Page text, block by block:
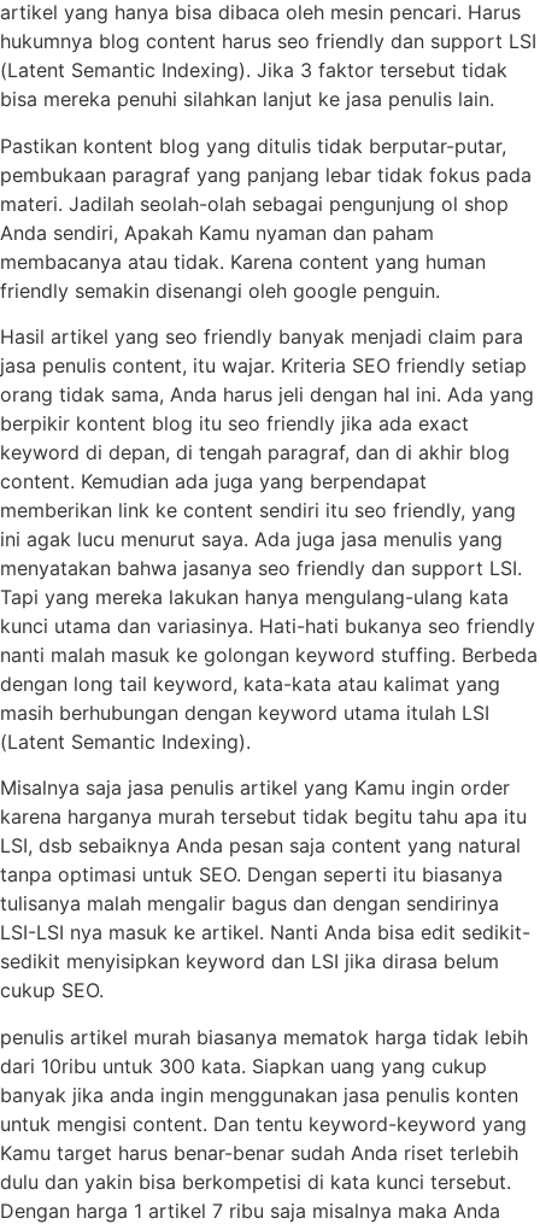
artikel yang hanya bisa dibaca oleh mesin pencari. Harus
hukumnya blog content harus seo friendly dan support LSI
(Latent Semantic Indexing). Jika 3 faktor tersebut tidak
bisa mereka penuhi silahkan lanjut ke jasa penulis lain.
Pastikan kontent blog yang ditulis tidak berputar-putar,
pembukaan paragraf yang panjang lebar tidak fokus pada
materi. Jadilah seolah-olah sebagai pengunjung ol shop
Anda sendiri, Apakah Kamu nyaman dan paham
membacanya atau tidak. Karena content yang human
friendly semakin disenangi oleh google penguin.
Hasil artikel yang seo friendly banyak menjadi claim para
jasa penulis content, itu wajar. Kriteria SEO friendly setiap
orang tidak sama, Anda harus jeli dengan hal ini. Ada yang
berpikir kontent blog itu seo friendly jika ada exact
keyword di depan, di tengah paragraf, dan di akhir blog
content. Kemudian ada juga yang berpendapat
memberikan link ke content sendiri itu seo friendly, yang
ini agak lucu menurut saya. Ada juga jasa menulis yang
menyatakan bahwa jasanya seo friendly dan support LSI.
Tapi yang mereka lakukan hanya mengulang-ulang kata
kunci utama dan variasinya. Hati-hati bukanya seo friendly
nanti malah masuk ke golongan keyword stuffing. Berbeda
dengan long tail keyword, kata-kata atau kalimat yang
masih berhubungan dengan keyword utama itulah LSI
(Latent Semantic Indexing).
Misalnya saja jasa penulis artikel yang Kamu ingin order
karena harganya murah tersebut tidak begitu tahu apa itu
LSI, dsb sebaiknya Anda pesan saja content yang natural
tanpa optimasi untuk SEO. Dengan seperti itu biasanya
tulisanya malah mengalir bagus dan dengan sendirinya
LSI-LSI nya masuk ke artikel. Nanti Anda bisa edit sedikit-
sedikit menyisipkan keyword dan LSI jika dirasa belum
cukup SEO.
penulis artikel murah biasanya mematok harga tidak lebih
dari 10ribu untuk 300 kata. Siapkan uang yang cukup
banyak jika anda ingin menggunakan jasa penulis konten
untuk mengisi content. Dan tentu keyword-keyword yang
Kamu target harus benar-benar sudah Anda riset terlebih
dulu dan yakin bisa berkompetisi di kata kunci tersebut.
Dengan harga 1 artikel 7 ribu saja misalnya maka Anda